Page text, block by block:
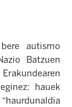
autismo
Batzuen
hauek